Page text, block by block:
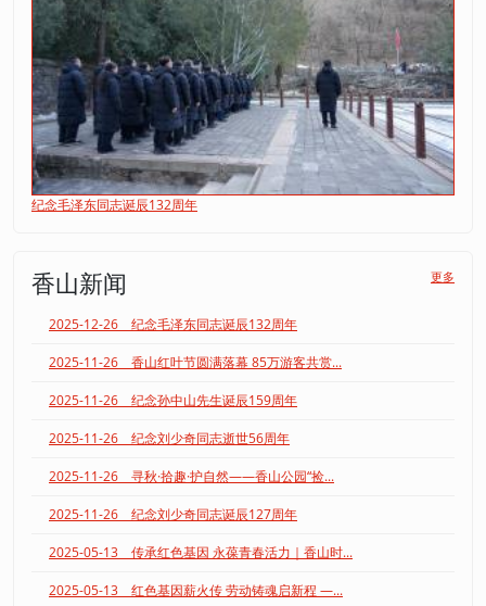
纪念毛泽东同志诞辰132周年
香山新闻 更多
2025-12-26 纪念毛泽东同志诞辰132周年
2025-11-26 香山红叶节圆满落幕 85万游客共赏...
2025-11-26 纪念孙中山先生诞辰159周年
2025-11-26 纪念刘少奇同志逝世56周年
2025-11-26 寻秋·拾趣·护自然——香山公园“捡...
2025-11-26 纪念刘少奇同志诞辰127周年
2025-05-13 传承红色基因 永葆青春活力｜香山时...
2025-05-13 红色基因薪火传 劳动铸魂启新程 —...